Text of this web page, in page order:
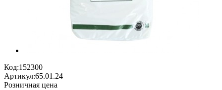
Код:152300
Артикул:65.01.24
Розничная цена